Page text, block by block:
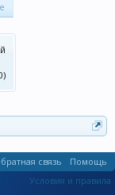
связь
Помощь
Условия и правила